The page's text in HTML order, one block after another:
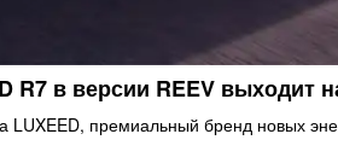
R7 в версии REEV выходит
LUXEED, премиальный бренд новых